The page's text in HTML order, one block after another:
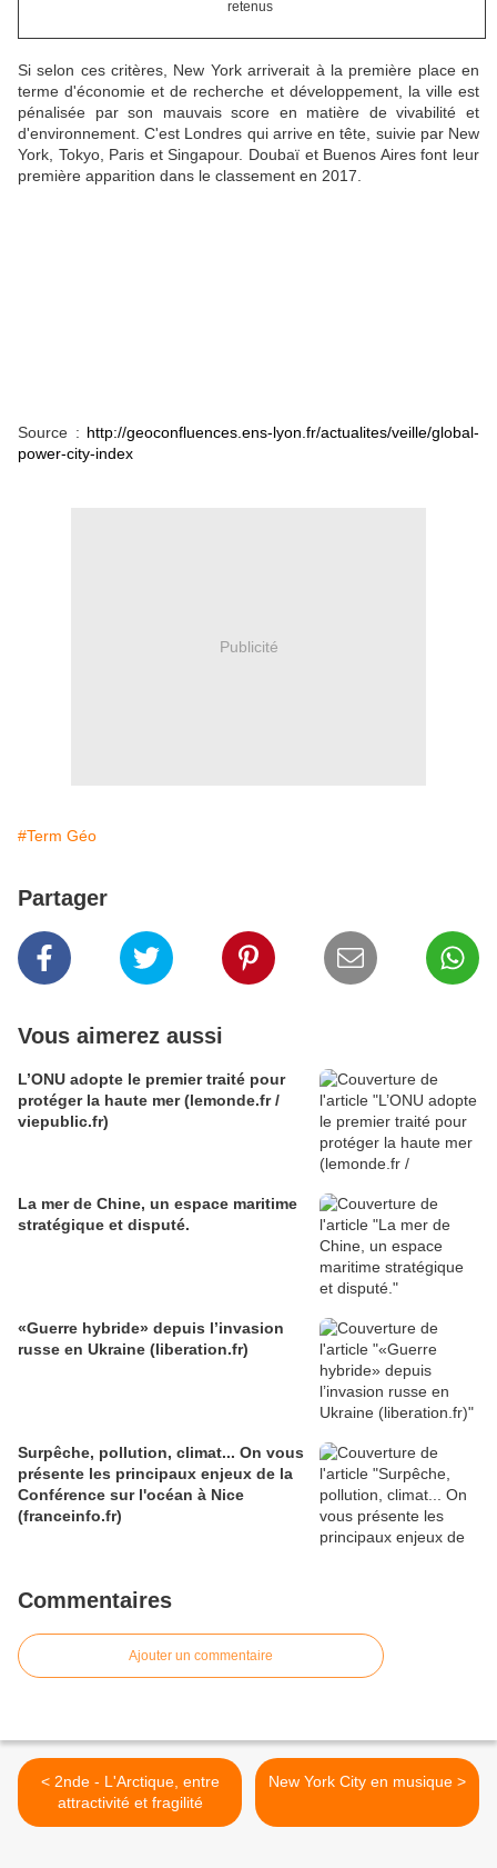
retenus
Si selon ces critères, New York arriverait à la première place en
terme d'économie et de recherche et développement, la ville est
pénalisée par son mauvais score en matière de vivabilité et
d'environnement. C'est Londres qui arrive en tête, suivie par New
York, Tokyo, Paris et Singapour. Doubaï et Buenos Aires font leur
première apparition dans le classement en 2017.
Source : http://geoconfluences.ens-lyon.fr/actualites/veille/global-
power-city-index
Publicité
#Term Géo
Partager
Vous aimerez aussi
L’ONU adopte le premier traité pour
protéger la haute mer (lemonde.fr /
viepublic.fr)
La mer de Chine, un espace maritime
stratégique et disputé.
«Guerre hybride» depuis l’invasion
russe en Ukraine (liberation.fr)
Surpêche, pollution, climat... On vous
présente les principaux enjeux de la
Conférence sur l'océan à Nice
(franceinfo.fr)
Commentaires
Ajouter un commentaire
< 2nde - L'Arctique, entre
attractivité et fragilité
New York City en musique >